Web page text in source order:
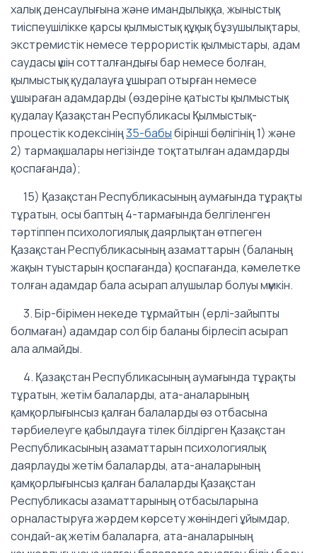
халық денсаулығына және имандылыққа, жыныстық
тиіспеушілікке қарсы қылмыстық құқық бұзушылықтары,
экстремистік немесе террористік қылмыстары, адам
саудасы үшін сотталғандығы бар немесе болған,
қылмыстық қудалауға ұшырап отырған немесе
ұшыраған адамдарды (өздеріне қатысты қылмыстық
қудалау Қазақстан Республикасы Қылмыстық-
процестік кодексінің35-бабыбірінші бөлігінің 1) және
2) тармақшалары негізінде тоқтатылған адамдарды
қоспағанда);
15) Қазақстан Республикасының аумағында тұрақты
тұратын, осы баптың 4-тармағында белгіленген
тәртіппен психологиялық даярлықтан өтпеген
Қазақстан Республикасының азаматтарын (баланың
жақын туыстарын қоспағанда) қоспағанда, кәмелетке
толған адамдар бала асырап алушылар болуы мүмкін.
3. Бiр-бiрiмен некеде тұрмайтын (ерлі-зайыпты
болмаған) адамдар сол бiр баланы бiрлесiп асырап
ала алмайды.
4. Қазақстан Республикасының аумағында тұрақты
тұратын, жетім балаларды, ата-аналарының
қамқорлығынсыз қалған балаларды өз отбасына
тәрбиелеуге қабылдауға тілек білдірген Қазақстан
Республикасының азаматтарын психологиялық
даярлауды жетім балаларды, ата-аналарының
қамқорлығынсыз қалған балаларды Қазақстан
Республикасы азаматтарының отбасыларына
орналастыруға жәрдем көрсету жөніндегі ұйымдар,
сондай-ақ жетім балаларға, ата-аналарының